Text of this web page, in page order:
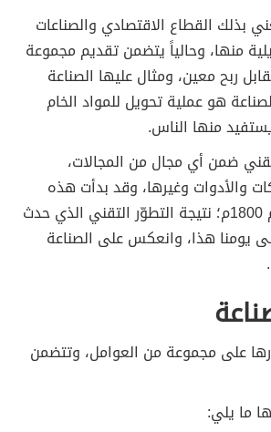
بذلك القطاع الاقتصادي والصناعات
منها، وحالياً يتضمن تقديم مجموعة
ربح معين، ومثال عليها الصناعة
هو عملية تحويل للمواد الخام
منها الناس.
ضمن أي مجال من المجالات،
والأدوات وغيرها، وقد بدأت هذه
الثورة الصناعية ما بعد عام 1800م؛ نتيجة التطوّر التقني الذي حدث
يومنا هذا، وانعكس على الصناعة
على مجموعة من العوامل، وتتضمن
ما يلي: